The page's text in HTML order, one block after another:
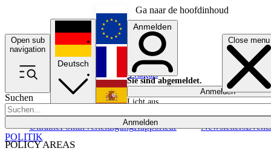
Ga naar de hoofdinhoud
Open sub
navigation
Close menu
Suchen
Anmelden
POLICY AREAS
UkrainePolitikVerteidigungRapporteur NewslettersEvents
Deutsch
English
Français
Anmelden
Sie sind abgemeldet.
Anmelden
Licht aus
POLITIK